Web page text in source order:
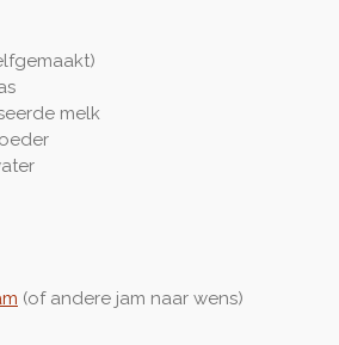
melk
(of andere jam naar wens)